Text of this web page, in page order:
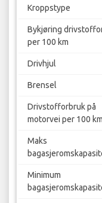
Kroppstype
Bykjøring
per 100 km
Drivhjul
Brensel
Drivstofforbruk på
motorvei per 100 km
Maks
Minimum